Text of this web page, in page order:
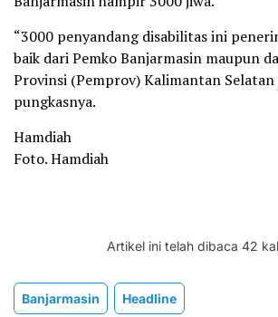
“3000 penyandang disabilitas ini
baik dari Pemko Banjarmasin maupun
Provinsi (Pemprov) Kalimantan Selatan
pungkasnya.
Hamdiah
Foto. Hamdiah
Artikel ini telah dibaca 42
Banjarmasin Headline